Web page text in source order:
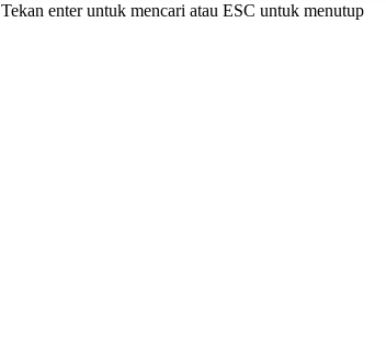
Tekan enter untuk mencari atau ESC untuk menutup